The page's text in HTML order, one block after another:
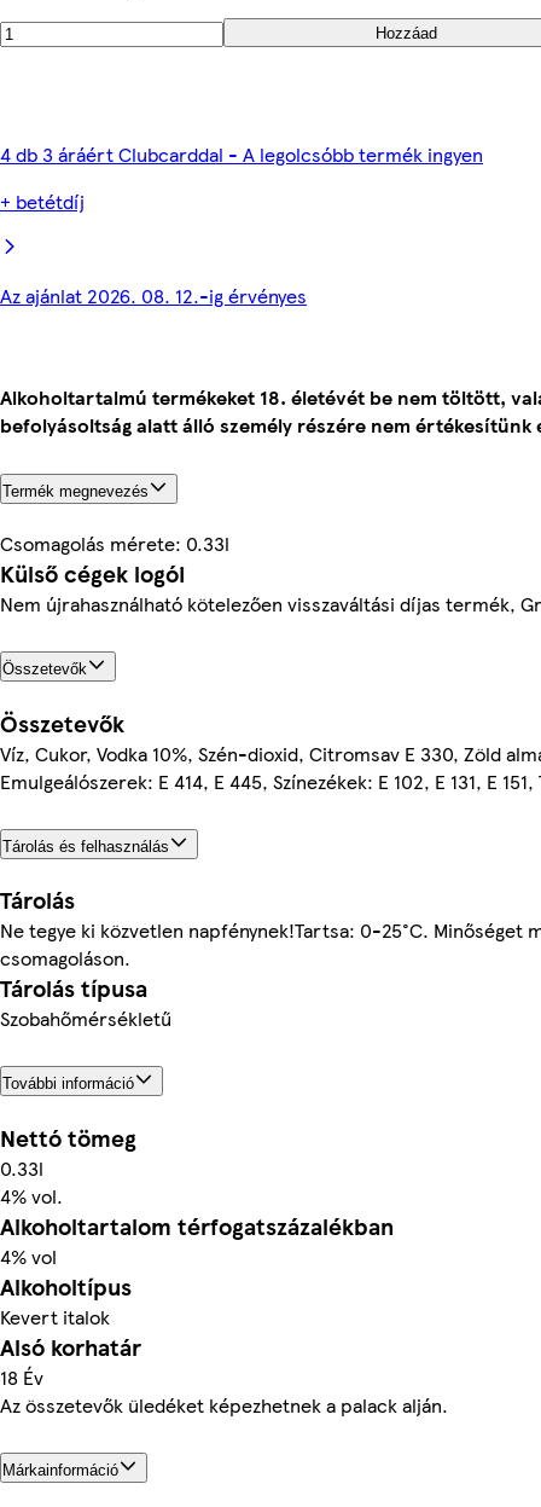
Hozzáad
4 db 3 áráért Clubcarddal - A legolcsóbb termék ingyen
+ betétdíj
Az ajánlat 2026. 08. 12.-ig érvényes
Alkoholtartalmú termékeket 18. életévét be nem töltött,
befolyásoltság alatt álló személy részére nem értékesítünk
Termék megnevezés
Csomagolás mérete: 0.33l
Külső cégek logói
Nem újrahasználható kötelezően visszaváltási díjas termék,
Összetevők
Összetevők
Víz, Cukor, Vodka 10%, Szén-dioxid, Citromsav E 330, Zöld
Emulgeálószerek: E 414, E 445, Színezékek: E 102, E 131, E
Tárolás és felhasználás
Tárolás
Ne tegye ki közvetlen napfénynek!Tartsa: 0-25°C. Minőséget
csomagoláson.
Tárolás típusa
Szobahőmérsékletű
További információ
Nettó tömeg
0.33l
4% vol.
Alkoholtartalom térfogatszázalékban
4% vol
Alkoholtípus
Kevert italok
Alsó korhatár
18 Év
Az összetevők üledéket képezhetnek a palack alján.
Márkainformáció